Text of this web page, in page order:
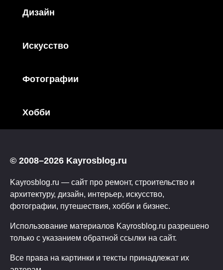
Дизайн
Искусство
Фотографии
Хобби
© 2008–2026 Kayrosblog.ru
Kayrosblog.ru — сайт про ремонт, строительство и
архитектуру, дизайн, интерьер, искусство,
фотографии, путешествия, хобби и бизнес.
Использование материалов Kayrosblog.ru разрешено
только с указанием обратной ссылки на сайт.
Все права на картинки и тексты принадлежат их